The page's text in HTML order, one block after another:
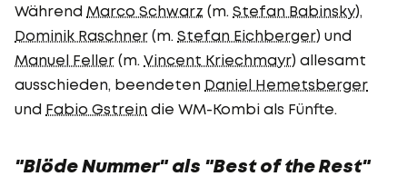
Während Marco Schwarz (m. Stefan Babinsky),
Dominik Raschner (m. Stefan Eichberger) und
Manuel Feller (m. Vincent Kriechmayr) allesamt
ausschieden, beendeten Daniel Hemetsberger
und Fabio Gstrein die WM-Kombi als Fünfte.
"Blöde Nummer" als "Best of the Rest"